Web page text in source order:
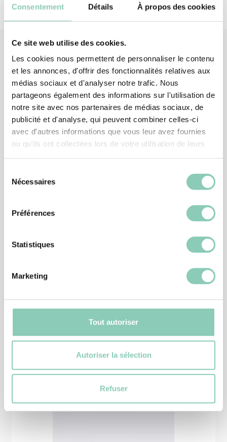
Consentement Détails À propos des cookies
Ce site web utilise des cookies.
Les cookies nous permettent de personnaliser le contenu
et les annonces, d'offrir des fonctionnalités relatives aux
médias sociaux et d'analyser notre trafic. Nous
partageons également des informations sur l'utilisation de
notre site avec nos partenaires de médias sociaux, de
publicité et d'analyse, qui peuvent combiner celles-ci
avec d'autres informations que vous leur avez fournies
ou qu'ils ont collectées lors de votre utilisation de leurs
Nécessaires
Préférences
Statistiques
Marketing
Tout autoriser
Autoriser la sélection
Refuser
Produits associés
45,90 €
Produits similaires